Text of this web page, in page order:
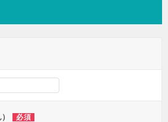
必須